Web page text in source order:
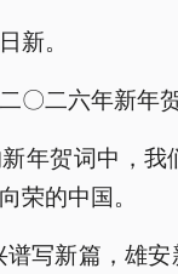
新。
〇二六年新年贺
年贺词中，
荣的中国。
谱写新篇，雄